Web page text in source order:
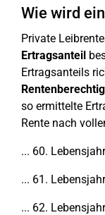
Wie wird
Private
Ertragsanteil
Ertragsanteils
so ermittelte
Rente nach
... 60.
... 61.
... 62.